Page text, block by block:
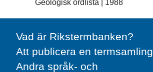
Geologisk ordlista | 1988
Vad är Rikstermbanken?
Att publicera en termsamling
Andra språk- och